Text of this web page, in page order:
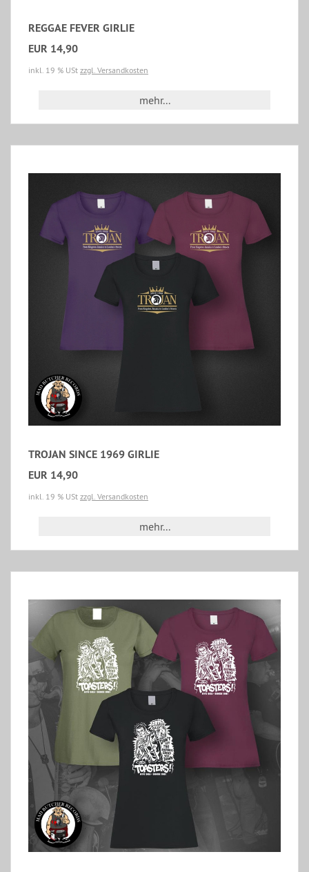
REGGAE FEVER GIRLIE
EUR 14,90
inkl. 19 % USt zzgl. Versandkosten
mehr...
TROJAN SINCE 1969 GIRLIE
EUR 14,90
inkl. 19 % USt zzgl. Versandkosten
mehr...